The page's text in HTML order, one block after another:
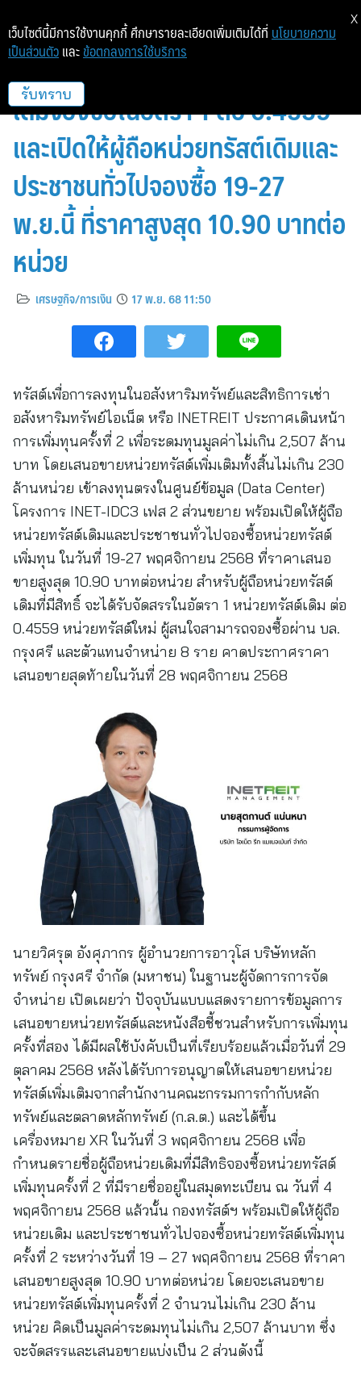
INETREIT เคาะผู้ถือหน่วยทรัสต์
เดิมจองซื้อในอัตรา 1 ต่อ 0.4559
และเปิดให้ผู้ถือหน่วยทรัสต์เดิมและ
ประชาชนทั่วไปจองซื้อ 19-27
พ.ย.นี้ ที่ราคาสูงสุด 10.90 บาทต่อ
หน่วย
เศรษฐกิจ/การเงิน 17 พ.ย. 68 11:50
ทรัสต์เพื่อการลงทุนในอสังหาริมทรัพย์และสิทธิการเช่า
อสังหาริมทรัพย์ไอเน็ต หรือ INETREIT ประกาศเดินหน้า
การเพิ่มทุนครั้งที่ 2 เพื่อระดมทุนมูลค่าไม่เกิน 2,507 ล้าน
บาท โดยเสนอขายหน่วยทรัสต์เพิ่มเติมทั้งสิ้นไม่เกิน 230
ล้านหน่วย เข้าลงทุนตรงในศูนย์ข้อมูล (Data Center)
โครงการ INET-IDC3 เฟส 2 ส่วนขยาย พร้อมเปิดให้ผู้ถือ
หน่วยทรัสต์เดิมและประชาชนทั่วไปจองซื้อหน่วยทรัสต์
เพิ่มทุน ในวันที่ 19-27 พฤศจิกายน 2568 ที่ราคาเสนอ
ขายสูงสุด 10.90 บาทต่อหน่วย สำหรับผู้ถือหน่วยทรัสต์
เดิมที่มีสิทธิ์ จะได้รับจัดสรรในอัตรา 1 หน่วยทรัสต์เดิม ต่อ
0.4559 หน่วยทรัสต์ใหม่ ผู้สนใจสามารถจองซื้อผ่าน บล.
กรุงศรี และตัวแทนจำหน่าย 8 ราย คาดประกาศราคา
เสนอขายสุดท้ายในวันที่ 28 พฤศจิกายน 2568
นายวิศรุต อังศุภากร ผู้อำนวยการอาวุโส บริษัทหลัก
ทรัพย์ กรุงศรี จำกัด (มหาชน) ในฐานะผู้จัดการการจัด
จำหน่าย เปิดเผยว่า ปัจจุบันแบบแสดงรายการข้อมูลการ
เสนอขายหน่วยทรัสต์และหนังสือชี้ชวนสำหรับการเพิ่มทุน
ครั้งที่สอง ได้มีผลใช้บังคับเป็นที่เรียบร้อยแล้วเมื่อวันที่ 29
ตุลาคม 2568 หลังได้รับการอนุญาตให้เสนอขายหน่วย
ทรัสต์เพิ่มเติมจากสำนักงานคณะกรรมการกำกับหลัก
ทรัพย์และตลาดหลักทรัพย์ (ก.ล.ต.) และได้ขึ้น
เครื่องหมาย XR ในวันที่ 3 พฤศจิกายน 2568 เพื่อ
กำหนดรายชื่อผู้ถือหน่วยเดิมที่มีสิทธิจองซื้อหน่วยทรัสต์
เพิ่มทุนครั้งที่ 2 ที่มีรายชื่ออยู่ในสมุดทะเบียน ณ วันที่ 4
พฤศจิกายน 2568 แล้วนั้น กองทรัสต์ฯ พร้อมเปิดให้ผู้ถือ
หน่วยเดิม และประชาชนทั่วไปจองซื้อหน่วยทรัสต์เพิ่มทุน
ครั้งที่ 2 ระหว่างวันที่ 19 – 27 พฤศจิกายน 2568 ที่ราคา
เสนอขายสูงสุด 10.90 บาทต่อหน่วย โดยจะเสนอขาย
หน่วยทรัสต์เพิ่มทุนครั้งที่ 2 จำนวนไม่เกิน 230 ล้าน
หน่วย คิดเป็นมูลค่าระดมทุนไม่เกิน 2,507 ล้านบาท ซึ่ง
จะจัดสรรและเสนอขายแบ่งเป็น 2 ส่วนดังนี้
เว็บไซต์นี้มีการใช้งานคุกกี้ ศึกษารายละเอียดเพิ่มเติมได้ที่ นโยบายความ
เป็นส่วนตัว และ ข้อตกลงการใช้บริการ
รับทราบ
X